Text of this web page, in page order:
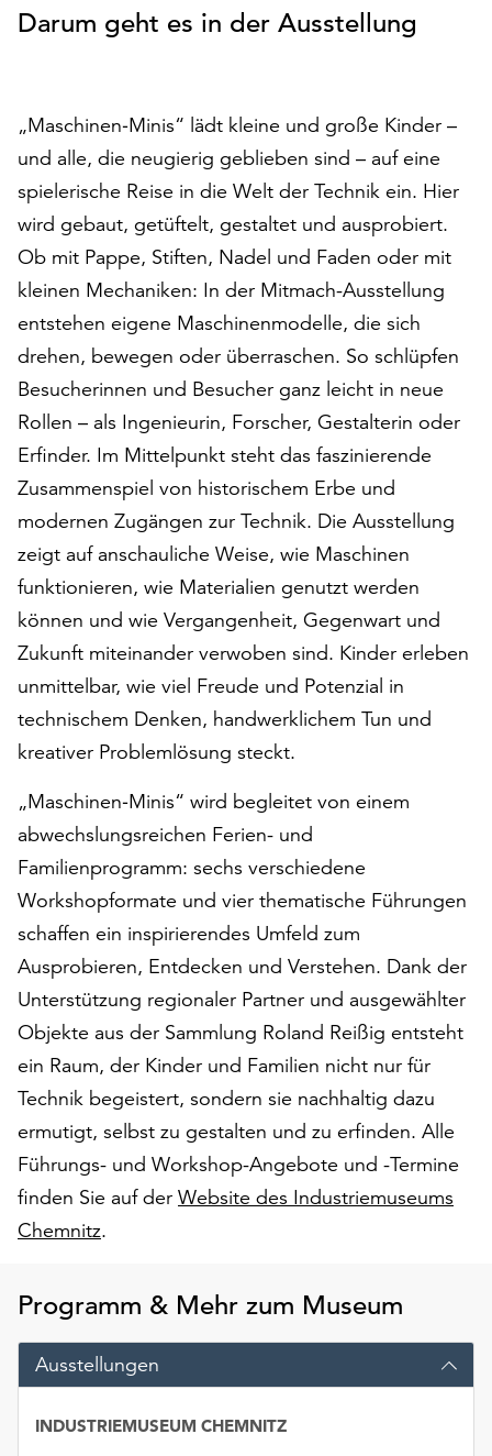
auf
alle
Cookies
akzeptieren.
Sie
können
Ihr
Einverständnis
jederzeit
ändern
und
widerrufen.
Dafür
steht
Ihnen
am
Ende
der
Seite
Schaltfläche
„Cookie-
Einstellungen“
Verfügung.
Funktionale
werden
auch
ohne
Ihr
Einverständnis
weiterhin
ausgeführt.
Möchten
Sie
verwendeten
Cookies
anpassen,
erreichen
Sie
die
Einstellungen
Schaltfläche
Weitere
Informationen
finden
Darum geht es in der Ausstellung
„Maschinen‑Minis“ lädt kleine und große Kinder –
und alle, die neugierig geblieben sind – auf eine
spielerische Reise in die Welt der Technik ein. Hier
wird gebaut, getüftelt, gestaltet und ausprobiert.
Ob mit Pappe, Stiften, Nadel und Faden oder mit
kleinen Mechaniken: In der Mitmach-Ausstellung
entstehen eigene Maschinenmodelle, die sich
drehen, bewegen oder überraschen. So schlüpfen
Besucherinnen und Besucher ganz leicht in neue
Rollen – als Ingenieurin, Forscher, Gestalterin oder
Erfinder. Im Mittelpunkt steht das faszinierende
Zusammenspiel von historischem Erbe und
modernen Zugängen zur Technik. Die Ausstellung
zeigt auf anschauliche Weise, wie Maschinen
funktionieren, wie Materialien genutzt werden
können und wie Vergangenheit, Gegenwart und
Zukunft miteinander verwoben sind. Kinder erleben
unmittelbar, wie viel Freude und Potenzial in
technischem Denken, handwerklichem Tun und
kreativer Problemlösung steckt.
„Maschinen‑Minis“ wird begleitet von einem
abwechslungsreichen Ferien- und
Familienprogramm: sechs verschiedene
Workshopformate und vier thematische Führungen
schaffen ein inspirierendes Umfeld zum
Ausprobieren, Entdecken und Verstehen. Dank der
Unterstützung regionaler Partner und ausgewählter
Objekte aus der Sammlung Roland Reißig entsteht
ein Raum, der Kinder und Familien nicht nur für
Technik begeistert, sondern sie nachhaltig dazu
ermutigt, selbst zu gestalten und zu erfinden. Alle
Führungs- und Workshop-Angebote und -Termine
finden Sie auf der Website des Industriemuseums
Chemnitz.
Programm & Mehr zum Museum
Ausstellungen
INDUSTRIEMUSEUM CHEMNITZ